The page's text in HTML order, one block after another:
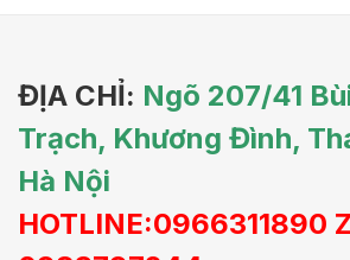
ĐỊA CHỈ: Ngõ 207/41
Trạch, Khương Đình,
Hà Nội
HOTLINE:0966311890